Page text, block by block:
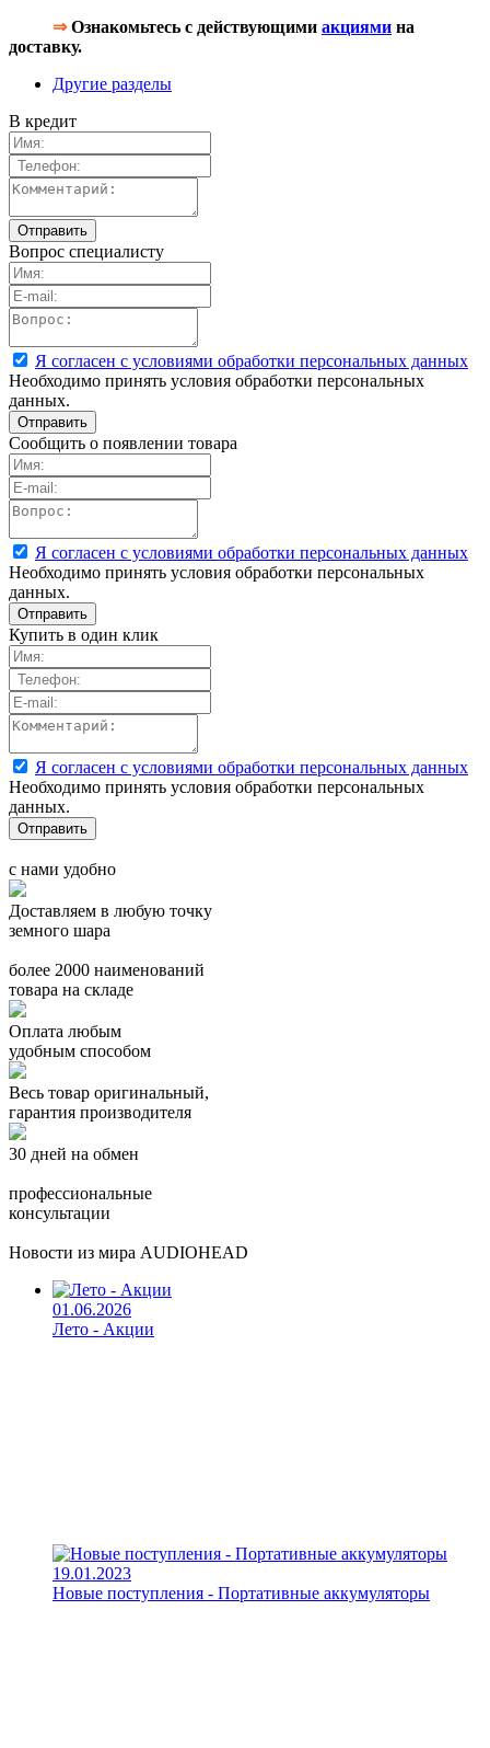
⇒Ознакомьтесь с действующими акциями на
доставку.
Другие разделы
В кредит
Вопрос специалисту
Я согласен с условиями обработки персональных данных
Необходимо принять условия обработки персональных
данных.
Сообщить о появлении товара
Я согласен с условиями обработки персональных данных
Необходимо принять условия обработки персональных
данных.
Купить в один клик
Я согласен с условиями обработки персональных данных
Необходимо принять условия обработки персональных
данных.
с нами удобно
Доставляем в любую точку
земного шара
более 2000 наименований
товара на складе
Оплата любым
удобным способом
Весь товар оригинальный,
гарантия производителя
30 дней на обмен
профессиональные
консультации
Новости из мира AUDIOHEAD
01.06.2026
Лето - Акции
19.01.2023
Новые поступления - Портативные аккумуляторы